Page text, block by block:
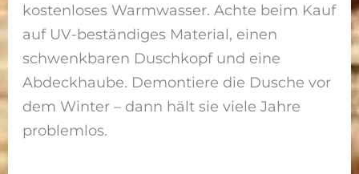
kostenloses Warmwasser. Achte beim Kauf
auf UV-beständiges Material, einen
schwenkbaren Duschkopf und eine
Abdeckhaube. Demontiere die Dusche vor
dem Winter – dann hält sie viele Jahre
problemlos.